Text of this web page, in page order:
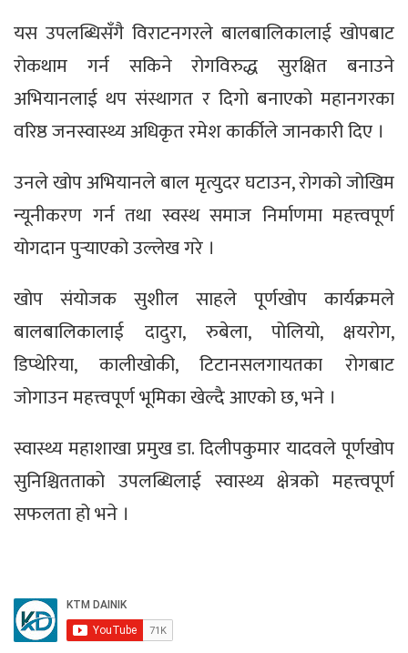
यस उपलब्धिसँगै विराटनगरले बालबालिकालाई खोपबाट
रोकथाम गर्न सकिने रोगविरुद्ध सुरक्षित बनाउने
अभियानलाई थप संस्थागत र दिगो बनाएको महानगरका
वरिष्ठ जनस्वास्थ्य अधिकृत रमेश कार्कीले जानकारी दिए ।
उनले खोप अभियानले बाल मृत्युदर घटाउन, रोगको जोखिम
न्यूनीकरण गर्न तथा स्वस्थ समाज निर्माणमा महत्त्वपूर्ण
योगदान पुर्‍याएको उल्लेख गरे ।
खोप संयोजक सुशील साहले पूर्णखोप कार्यक्रमले
बालबालिकालाई दादुरा, रुबेला, पोलियो, क्षयरोग,
डिप्थेरिया, कालीखोकी, टिटानसलगायतका रोगबाट
जोगाउन महत्त्वपूर्ण भूमिका खेल्दै आएको छ, भने ।
स्वास्थ्य महाशाखा प्रमुख डा. दिलीपकुमार यादवले पूर्णखोप
सुनिश्चितताको उपलब्धिलाई स्वास्थ्य क्षेत्रको महत्त्वपूर्ण
सफलता हो भने ।